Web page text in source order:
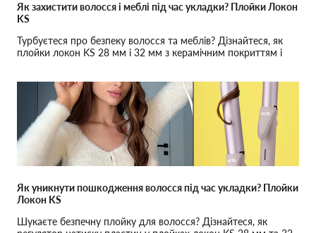
Як захистити волосся і меблі під час укладки? Плойки Локон
KS
Турбуєтеся про безпеку волосся та меблів? Дізнайтеся, як
плойки локон KS 28 мм і 32 мм з керамічним покриттям і
Як уникнути пошкодження волосся під час укладки? Плойки
Локон KS
Шукаєте безпечну плойку для волосся? Дізнайтеся, як